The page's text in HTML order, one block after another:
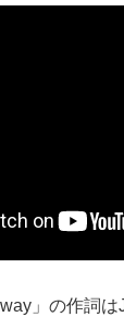
」の作詞は